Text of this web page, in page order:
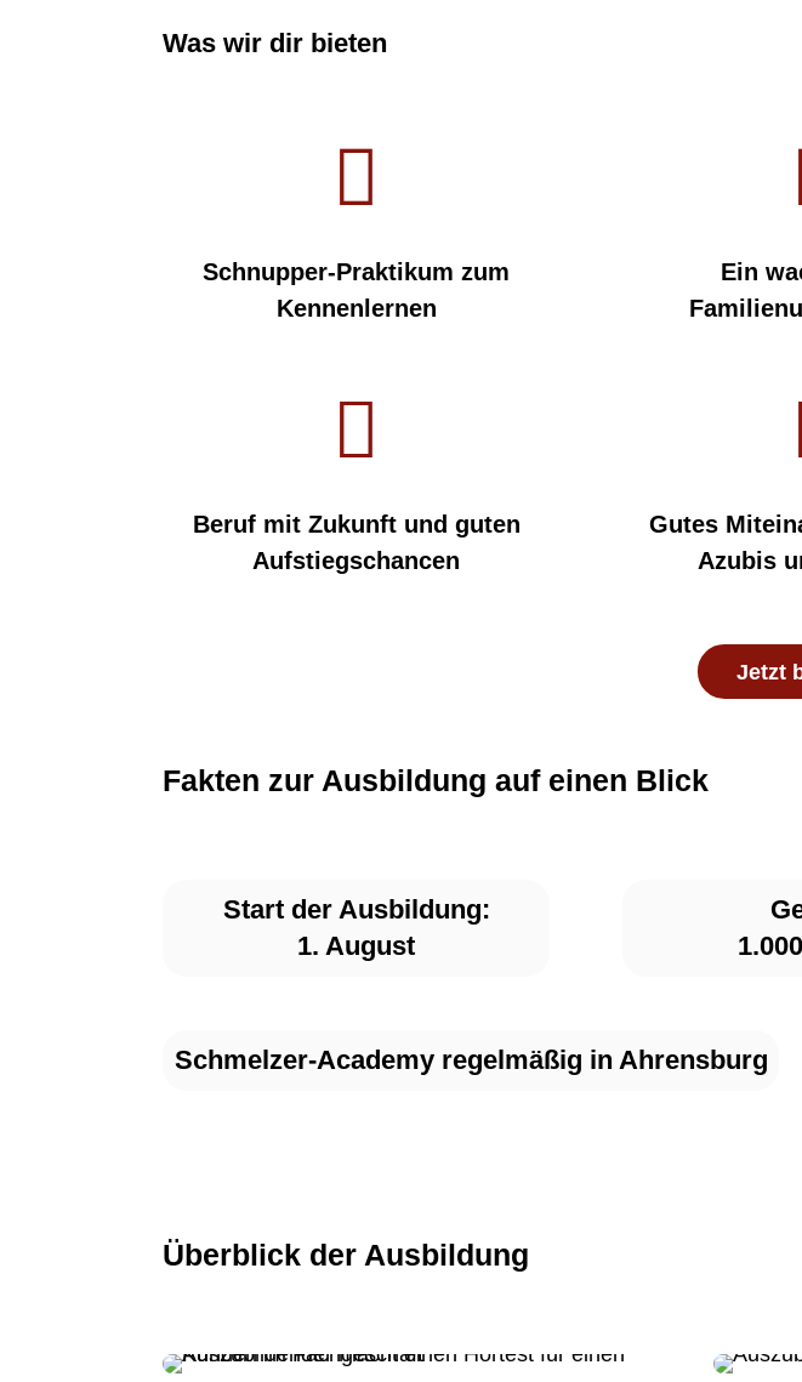
Was wir dir bieten

Schnupper-Praktikum zum
Kennenlernen
Ein

Beruf mit Zukunft und guten
Aufstiegschancen
Gutes
Azubis
Jetzt
Fakten zur Ausbildung auf einen Blick
Start der Ausbildung:
1. August
Schmelzer-Academy regelmäßig in Ahrensburg
Überblick der Ausbildung